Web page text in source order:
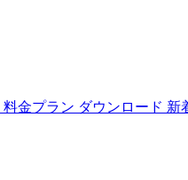
料金プラン ダウンロード 新